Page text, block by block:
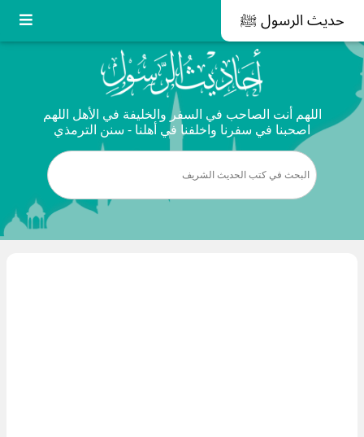
حديث الرسول ﷺ
اللهم أنت الصاحب في السفر والخليفة في الأهل اللهم
اصحبنا في سفرنا واخلفنا في أهلنا - سنن الترمذي